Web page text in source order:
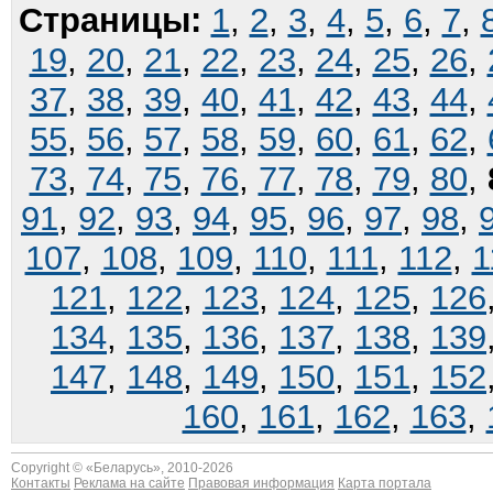
Страницы: 1, 2, 3, 4, 5, 6, 7,
19, 20, 21, 22, 23, 24, 25, 26,
37, 38, 39, 40, 41, 42, 43, 44,
55, 56, 57, 58, 59, 60, 61, 62,
73, 74, 75, 76, 77, 78, 79, 80,
91, 92, 93, 94, 95, 96, 97, 98,
107, 108, 109, 110, 111, 112,
121, 122, 123, 124, 125, 126
134, 135, 136, 137, 138, 139
147, 148, 149, 150, 151, 152
160, 161, 162, 163,
Copyright © « Беларусь», 2010-2026
Контакты Реклама на сайте Правовая информация Карта портала